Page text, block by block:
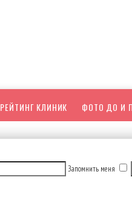
РЕЙТИНГ КЛИНИК ФОТО ДО И
Запомнить меня